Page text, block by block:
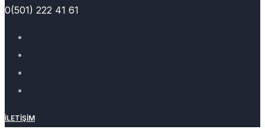
0(501) 222 41 61
İLETIŞIM